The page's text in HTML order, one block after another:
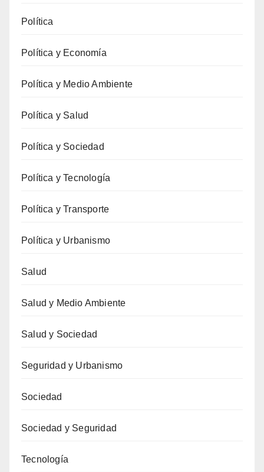
Política
Política y Economía
Política y Medio Ambiente
Política y Salud
Política y Sociedad
Política y Tecnología
Política y Transporte
Política y Urbanismo
Salud
Salud y Medio Ambiente
Salud y Sociedad
Seguridad y Urbanismo
Sociedad
Sociedad y Seguridad
Tecnología